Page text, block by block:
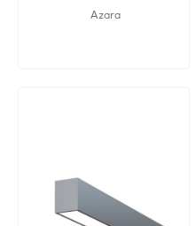
Azara